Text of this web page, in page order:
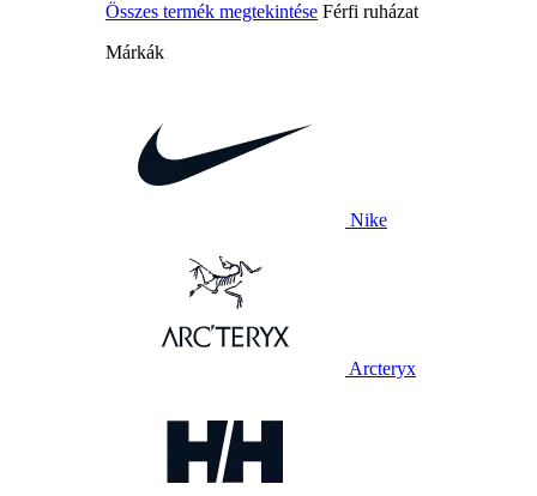
Összes termék megtekintése Férfi ruházat
Márkák
Nike
Arcteryx